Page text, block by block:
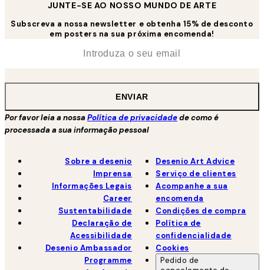
JUNTE-SE AO NOSSO MUNDO DE ARTE
Subscreva a nossa newsletter e obtenha 15% de desconto
em posters na sua próxima encomenda!
ENVIAR
Por favor leia a nossaPolítica de privacidadede como é
processada a sua informação pessoal
Sobre a desenio
Imprensa
Informações Legais
Career
Sustentabilidade
Declaração de
Acessibilidade
Desenio Ambassador
Programme
Desenio Art Advice
Serviço de clientes
Acompanhe a sua
encomenda
Condições de compra
Política de
confidencialidade
Cookies
Pedido de